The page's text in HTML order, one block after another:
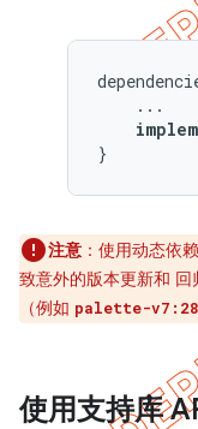
...
}
注意 ：使用动态依
致意外的版本更新和
（例如 palette-
使用支持库